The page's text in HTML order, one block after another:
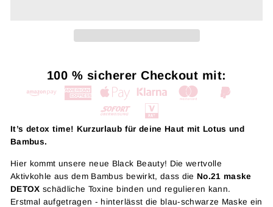
100 % sicherer Checkout mit:
It’s detox time! Kurzurlaub für deine Haut mit Lotus und
Bambus.
Hier kommt unsere neue Black Beauty! Die wertvolle
Aktivkohle aus dem Bambus bewirkt, dass die No.21 maske
DETOX schädliche Toxine binden und regulieren kann.
Erstmal aufgetragen - hinterlässt die blau-schwarze Maske ein